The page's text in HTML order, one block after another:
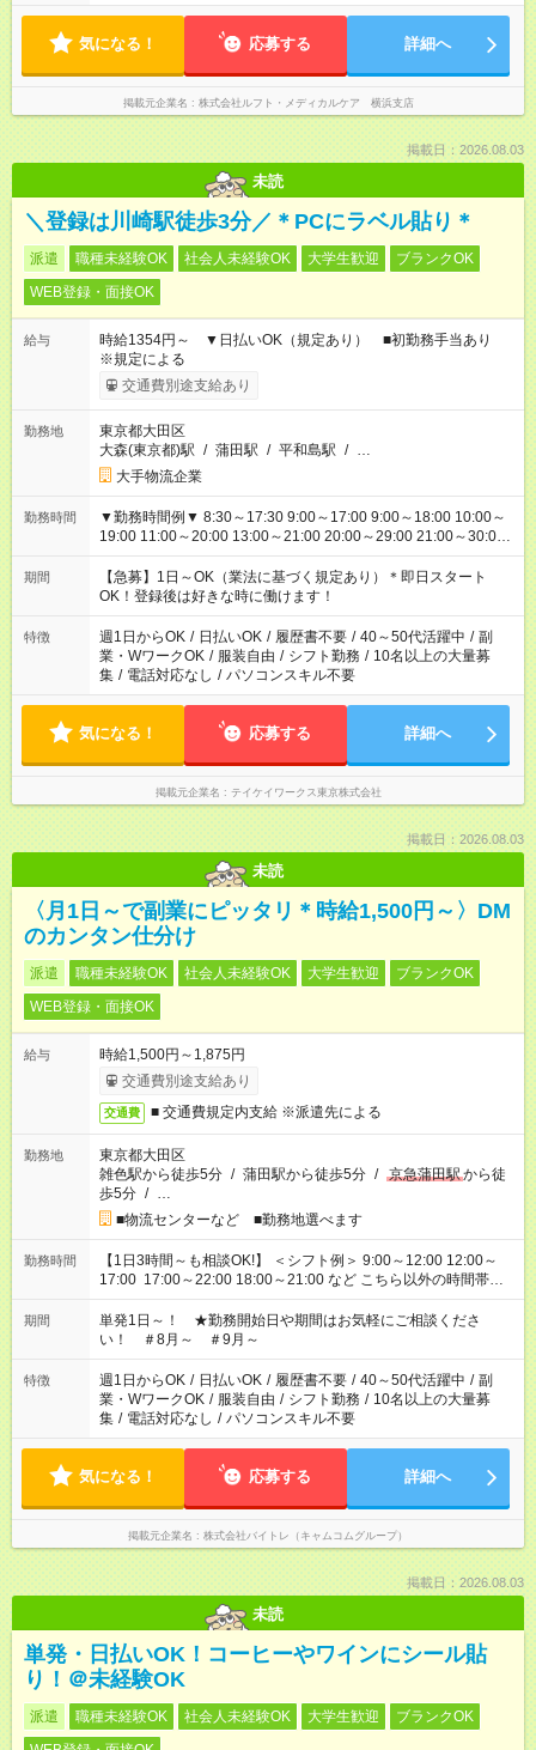
気になる！ 応募する 詳細へ
掲載元企業名 株式会社ルフト・メディカルケア 横浜支店
掲載日：2026.08.03
未読
＼登録は川崎駅徒歩3分／＊PCにラベル貼り＊
派遣 職種未経験OK 社会人未経験OK 大学生歓迎
ブランクOK
WEB登録・面接OK
給与
時給1354円～ ▼日払いOK（規定あり） ■初勤務手当あり
※規定による
交通費別途支給あり
勤務地
東京都大田区
大森(東京都)駅 / 蒲田駅 / 平和島駅 / …
大手物流企業
勤務時間
▼勤務時間例▼ 8:30～17:30 9:00～17:00 9:00～18:00 10:00～
19:00 11:00～20:00 13:00～21:00 20:00～29:00 21:00～30:00
22:00～31:00 上記以外にもシフトパターンあり！ 短時間の勤務
もご紹介できる場合があるのでご相談ください！ ご都合に合わ
せてお仕事をご案内します＾＾
期間
【急募】1日～OK（業法に基づく規定あり）＊即日スタート
OK！登録後は好きな時に働けます！
特徴 週1日からOK / 日払いOK / 履歴書不要 / 40～50代活躍中 / 副
業・WワークOK / 服装自由 / シフト勤務 / 10名以上の大量募
集 / 電話対応なし / パソコンスキル不要
気になる！ 応募する 詳細へ
掲載元企業名 テイケイワークス東京株式会社
掲載日：2026.08.03
未読
〈月1日～で副業にピッタリ＊時給1,500円～〉DM
のカンタン仕分け
派遣 職種未経験OK 社会人未経験OK 大学生歓迎
ブランクOK
WEB登録・面接OK
給与
時給1,500円～1,875円
交通費別途支給あり
交通費 ■ 交通費規定内支給 ※派遣先による
勤務地
東京都大田区
雑色駅から徒歩5分 / 蒲田駅から徒歩5分 / 京急蒲田駅から徒
歩5分 / …
■物流センターなど ■勤務地選べます
勤務時間
【1日3時間～も相談OK!】 ＜シフト例＞ 9:00～12:00 12:00～
17:00 17:00～22:00 18:00～21:00 など こちら以外の時間帯も
お気軽にご相談ください！
期間
単発1日～！ ★勤務開始日や期間はお気軽にご相談くださ
い！ ＃8月～ ＃9月～
特徴 週1日からOK / 日払いOK / 履歴書不要 / 40～50代活躍中 / 副
業・WワークOK / 服装自由 / シフト勤務 / 10名以上の大量募
集 / 電話対応なし / パソコンスキル不要
気になる！ 応募する 詳細へ
掲載元企業名 株式会社バイトレ（キャムコムグループ）
掲載日：2026.08.03
未読
単発・日払いOK！コーヒーやワインにシール貼
り！＠未経験OK
派遣 職種未経験OK 社会人未経験OK 大学生歓迎
ブランクOK